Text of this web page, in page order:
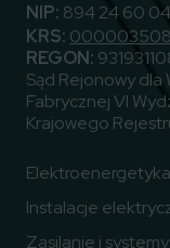
NIP: 894 24 60
KRS:
REGON:
Sąd Rejonowy dla
Fabrycznej VI
Krajowego
Elektroenergetyka
Instalacje
Zasilanie i